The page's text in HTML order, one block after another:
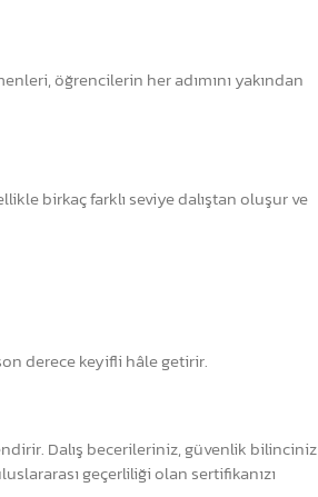
öğrencilerin her adımını yakından
birkaç farklı seviye dalıştan oluşur ve
derece keyifli hâle getirir.
Dalış becerileriniz, güvenlik bilinciniz
geçerliliği olan sertifikanızı